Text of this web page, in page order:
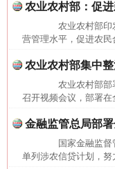
农业农村部：促
农业农村部印发
营管理水平，促进农
农业农村部集中
农业农村部部
召开视频会议，部署
金融监管总局部
国家金融监督管
单列涉农信贷计划，